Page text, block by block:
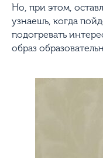
Но, при этом,
узнаешь, когда
подогревать
образ